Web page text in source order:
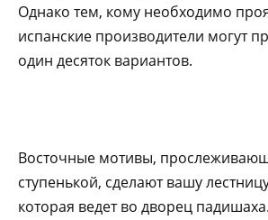
Однако тем, кому необходимо
испанские производители могут
один десяток вариантов.
Восточные мотивы,
ступенькой, сделают вашу
которая ведет во дворец